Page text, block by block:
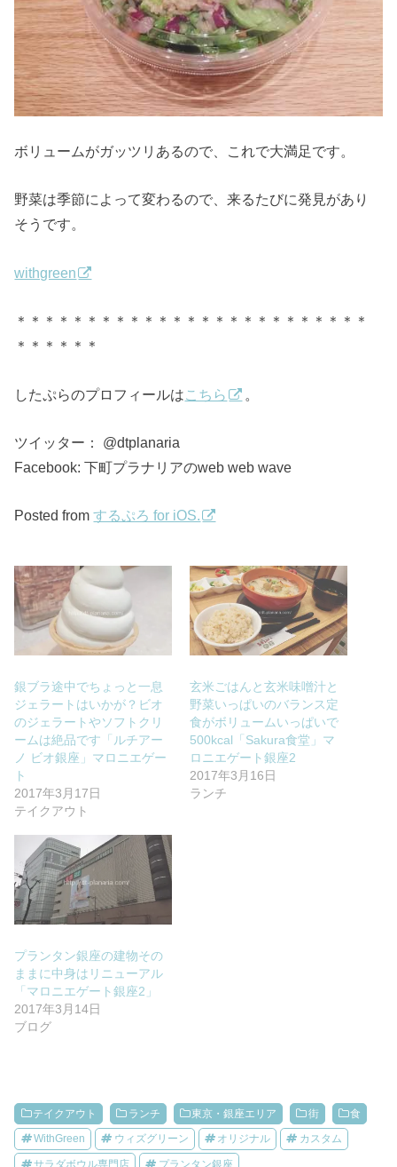
ボリュームがガッツリあるので、これで大満足です。
野菜は季節によって変わるので、来るたびに発見があり
そうです。
withgreen
＊＊＊＊＊＊＊＊＊＊＊＊＊＊＊＊＊＊＊＊＊＊＊＊＊
＊＊＊＊＊＊
したぷらのプロフィールは こちら
ツイッター： @dtplanaria
Facebook: 下町プラナリアのweb web wave
Posted fromするぷろ for iOS.
銀ブラ途中でちょっと一息
ジェラートはいかが？ビオ
のジェラートやソフトクリ
ームは絶品です「ルチアー
ノ ビオ銀座」マロニエゲー
ト
2017年3月17日
テイクアウト
玄米ごはんと玄米味噌汁と
野菜いっぱいのバランス定
食がボリュームいっぱいで
500kcal「Sakura食堂」マ
ロニエゲート銀座2
2017年3月16日
ランチ
プランタン銀座の建物その
ままに中身はリニューアル
「マロニエゲート銀座2」
2017年3月14日
ブログ
テイクアウト ランチ 東京・銀座エリア 街 食
WithGreen ウィズグリーン オリジナル カスタム
サラダボウル専門店 プランタン銀座